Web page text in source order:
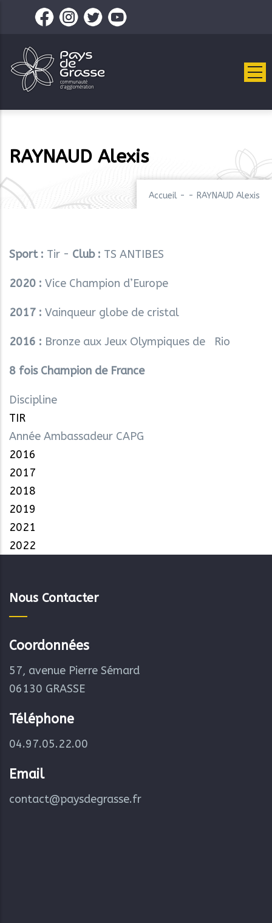
contenu
principal
RAYNAUD Alexis
Accueil - - RAYNAUD Alexis
Sport : Tir - Club : TS ANTIBES
2020 : Vice Champion d’Europe
2017 : Vainqueur globe de cristal
2016 : Bronze aux Jeux Olympiques de Rio
8 fois Champion de France
Discipline
TIR
Année Ambassadeur CAPG
2016
2017
2018
2019
2021
2022
Nous Contacter
Coordonnées
57, avenue Pierre Sémard
06130 GRASSE
Téléphone
04.97.05.22.00
Email
contact@paysdegrasse.fr